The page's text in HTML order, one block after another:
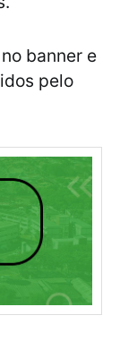
banner e
pelo